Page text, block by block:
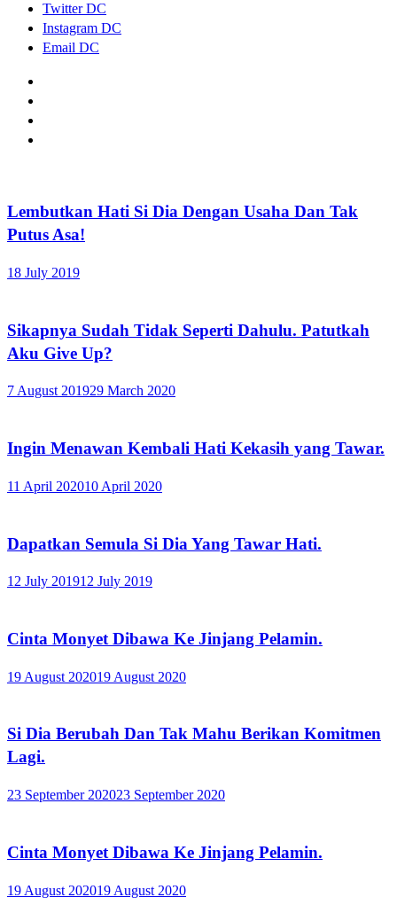
Twitter DC
Instagram DC
Email DC
Lembutkan Hati Si Dia Dengan Usaha Dan Tak
Putus Asa!
18 July 2019
Sikapnya Sudah Tidak Seperti Dahulu. Patutkah
Aku Give Up?
7 August 201929 March 2020
Ingin Menawan Kembali Hati Kekasih yang Tawar.
11 April 202010 April 2020
Dapatkan Semula Si Dia Yang Tawar Hati.
12 July 201912 July 2019
Cinta Monyet Dibawa Ke Jinjang Pelamin.
19 August 202019 August 2020
Si Dia Berubah Dan Tak Mahu Berikan Komitmen
Lagi.
23 September 202023 September 2020
Cinta Monyet Dibawa Ke Jinjang Pelamin.
19 August 202019 August 2020